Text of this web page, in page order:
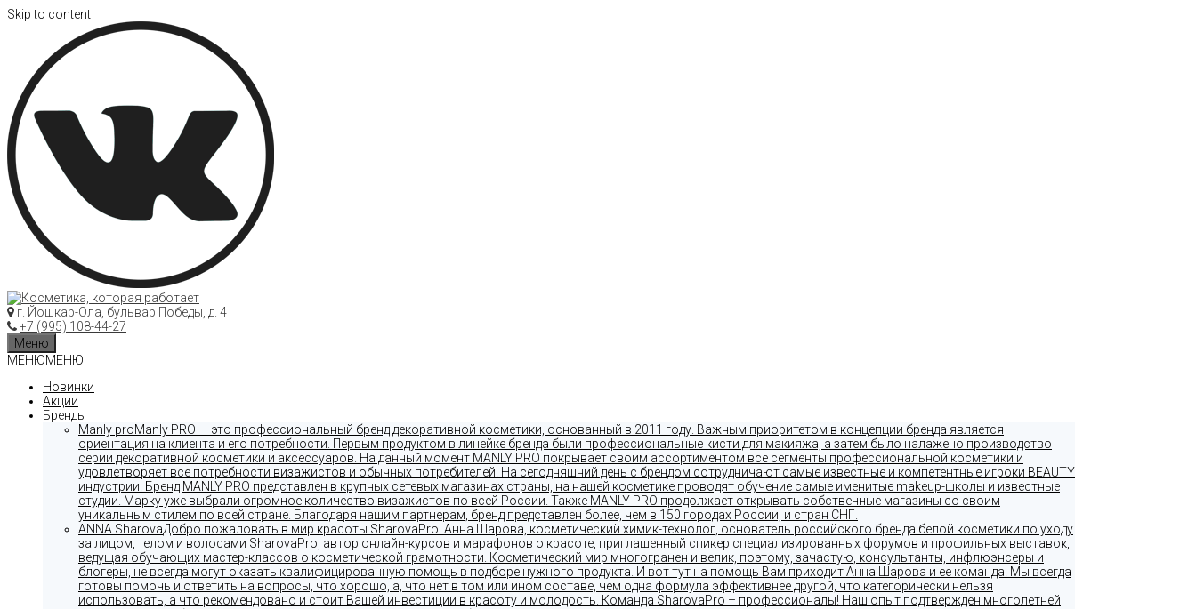
Skip to content
г. Йошкар-Ола, бульвар Победы, д. 4
+7 (995) 108-44-27
Меню
МЕНЮМЕНЮ
Новинки
Акции
Бренды
Manly proManly PRO — это профессиональный бренд декоративной косметики, основанный в 2011 году. Важным приоритетом в концепции бренда является
ориентация на клиента и его потребности. Первым продуктом в линейке бренда были профессиональные кисти для макияжа, а затем было налажено производство
серии декоративной косметики и аксессуаров. На данный момент MANLY PRO покрывает своим ассортиментом все сегменты профессиональной косметики и
удовлетворяет все потребности визажистов и обычных потребителей. На сегодняшний день с брендом сотрудничают самые известные и компетентные игроки BEAUTY
индустрии. Бренд MANLY PRO представлен в крупных сетевых магазинах страны, на нашей косметике проводят обучение самые именитые makeup-школы и известные
студии. Марку уже выбрали огромное количество визажистов по всей России. Также MANLY PRO продолжает открывать собственные магазины со своим
уникальным стилем по всей стране. Благодаря нашим партнерам, бренд представлен более, чем в 150 городах России, и стран СНГ.
ANNA SharovaДобро пожаловать в мир красоты SharovaPro! Анна Шарова, косметический химик-технолог, основатель российского бренда белой косметики по уходу
за лицом, телом и волосами SharovaPro, автор онлайн-курсов и марафонов о красоте, приглашенный спикер специализированных форумов и профильных выставок,
ведущая обучающих мастер-классов о косметической грамотности. Косметический мир многогранен и велик, поэтому, зачастую, консультанты, инфлюэнсеры и
блогеры, не всегда могут оказать квалифицированную помощь в подборе нужного продукта. И вот тут на помощь Вам приходит Анна Шарова и ее команда! Мы всегда
готовы помочь и ответить на вопросы, что хорошо, а, что нет в том или ином составе, чем одна формула эффективнее другой, что категорически нельзя
использовать, а что рекомендовано и стоит Вашей инвестиции в красоту и молодость. Команда SharovaPro – профессионалы! Наш опыт подтвержден многолетней